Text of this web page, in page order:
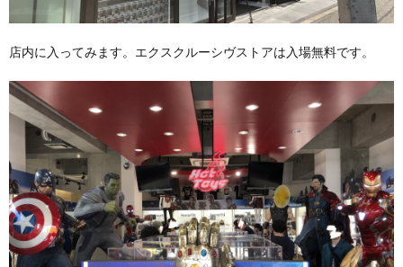
店内に入ってみます。エクスクルーシヴストアは入場無料です。